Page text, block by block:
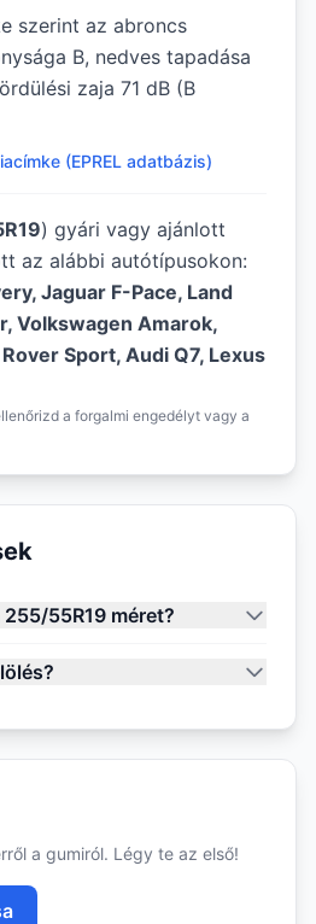
szerint az abroncs
B, nedves tapadása
zaja 71 dB (B
(EPREL adatbázis)
) gyári vagy ajánlott
az alábbi autótípusokon:
Jaguar F-Pace, Land
Volkswagen Amarok,
Sport, Audi Q7, Lexus
a forgalmi engedélyt vagy a
55R19 méret?
a gumiról. Légy te az első!